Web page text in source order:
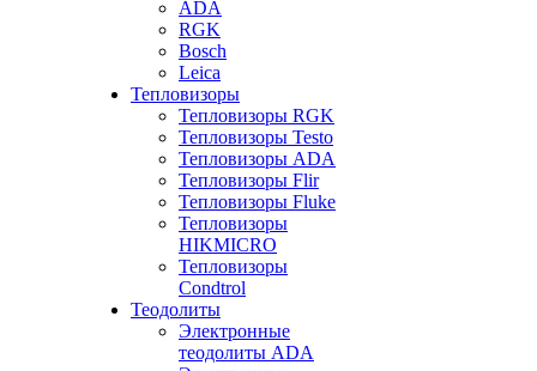
ADA
RGK
Bosch
Leica
Тепловизоры
Тепловизоры RGK
Тепловизоры Testo
Тепловизоры ADA
Тепловизоры Flir
Тепловизоры Fluke
Тепловизоры
HIKMICRO
Тепловизоры
Condtrol
Теодолиты
Электронные
теодолиты ADA